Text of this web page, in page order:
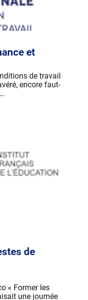
et
de travail
encore faut-
de
« Former les
une journée